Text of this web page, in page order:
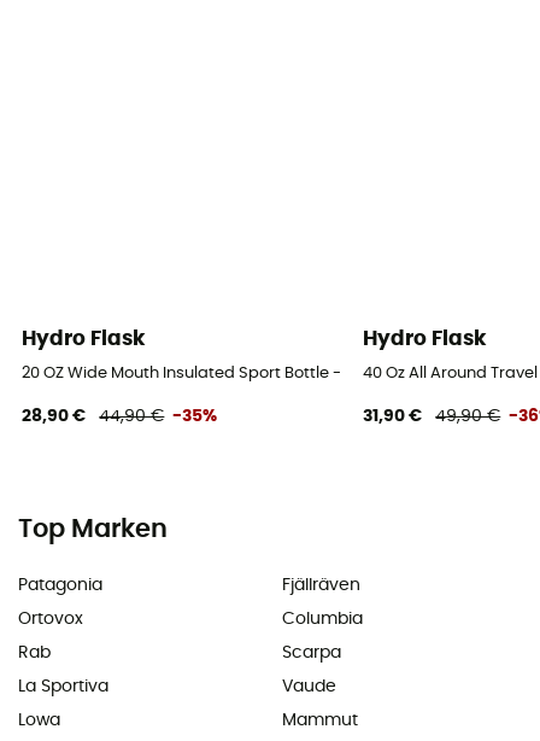
Hydro Flask
20 OZ Wide Mouth Insulated Sport Bottle - Isolierflasche
28,90 € 44,90 € -35%
Hydro Flask
40 Oz All Around
31,90 € 49,90 € -
Top Marken
Patagonia
Ortovox
Rab
La Sportiva
Lowa
Fjällräven
Columbia
Scarpa
Vaude
Mammut